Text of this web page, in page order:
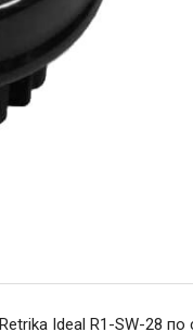
Ideal R1-SW-28